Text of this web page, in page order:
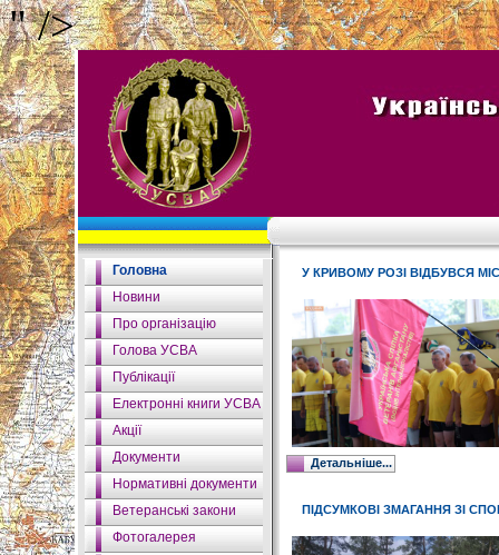
" />
Головна
Новини
Про організацію
Голова УСВА
Публікації
Електронні книги УСВА
Акції
Документи
Нормативні документи
Ветеранські закони
Фотогалерея
У КРИВОМУ РОЗІ ВІДБУВСЯ
Детальніше...
ПІДСУМКОВІ ЗМАГАННЯ ЗІ